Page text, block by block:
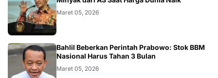
Maret 05, 2026
BISNIS
Bahlil Beberkan Perintah Prabowo: Stok BBM
Nasional Harus Tahan 3 Bulan
Maret 05, 2026